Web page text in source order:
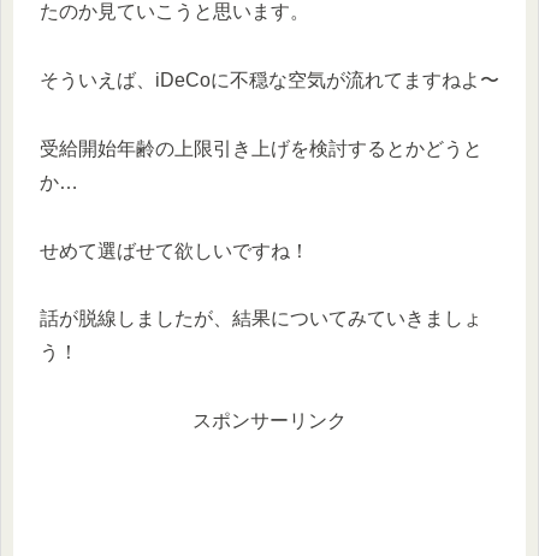
たのか見ていこうと思います。
そういえば、iDeCoに不穏な空気が流れてますねよ〜
受給開始年齢の上限引き上げを検討するとかどうと
か…
せめて選ばせて欲しいですね！
話が脱線しましたが、結果についてみていきましょ
う！
スポンサーリンク